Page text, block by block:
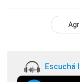
Escuchá